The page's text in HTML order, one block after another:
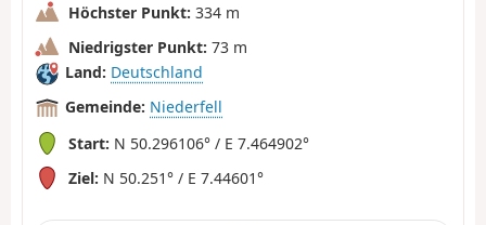
Höchster Punkt: 334 m
Niedrigster Punkt: 73 m
Land: Deutschland
Gemeinde: Niederfell
Start: N 50.296106° / E 7.464902°
Ziel: N 50.251° / E 7.44601°